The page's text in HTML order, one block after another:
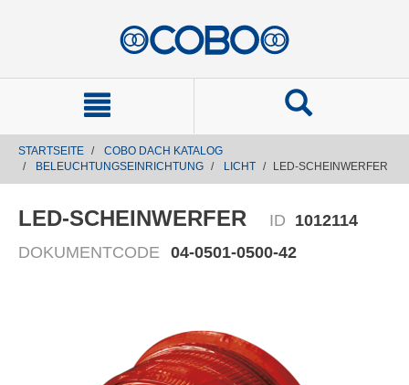
STARTSEITE
COBO DACH KATALOG
BELEUCHTUNGSEINRICHTUNG
LICHT LED-SCHEINWERFER
LED-SCHEINWERFER ID 1012114
DOKUMENTCODE 04-0501-0500-42